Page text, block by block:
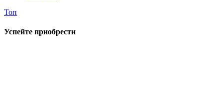
Топ
Успейте приобрести